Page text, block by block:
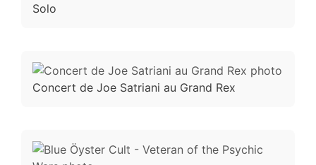
Solo
Concert de Joe Satriani au Grand Rex